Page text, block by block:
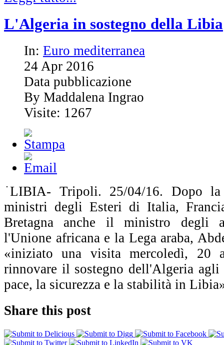
L'Algeria in sostegno della Libia
In: Euro mediterranea
24 Apr 2016
Data pubblicazione
By Maddalena Ingrao
Visite: 1267
LIBIA- Tripoli. 25/04/16. Dopo
ministri degli Esteri di Italia,
Bretagna anche il ministro degli
l'Unione africana e la Lega araba,
«iniziato una visita mercoledì, 20
rinnovare il sostegno dell'Algeria
pace, la sicurezza e la stabilità in
Share this post